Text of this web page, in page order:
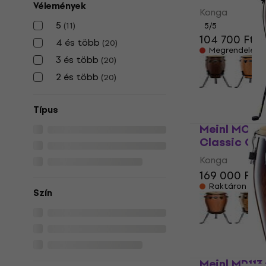
Vélemények
5 (11)
4 és több (20)
3 és több (20)
2 és több (20)
Típus
Szín
Konga
5/5
104 700 Ft
Megrendelésre
Meinl
Classic
Konga
169 000 Ft
Raktáron a